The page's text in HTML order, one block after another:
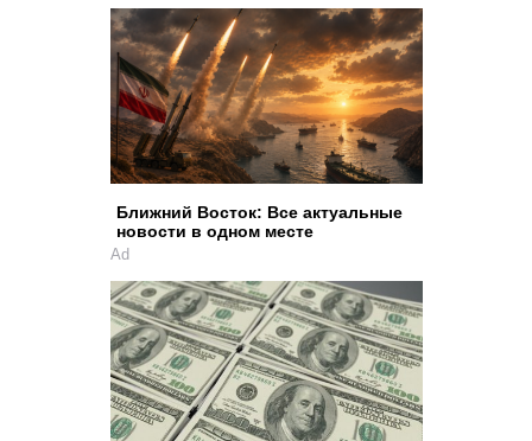
Ближний Восток: Все актуальные
новости в одном месте
Ad